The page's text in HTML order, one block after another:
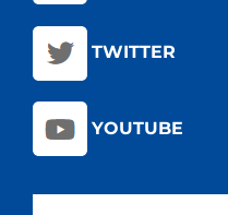
TWITTER
YOUTUBE